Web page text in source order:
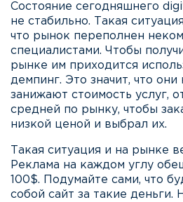
Состояние сегодняшнего
не стабильно. Такая
что рынок переполнен
специалистами. Чтобы
рынке им приходится
демпинг. Это значит, что они
занижают стоимость услуг,
средней по рынку, чтобы
низкой ценой и выбрал их.
Такая ситуация и на рынке
Реклама на каждом углу
100$. Подумайте сами, что
собой сайт за такие деньги.